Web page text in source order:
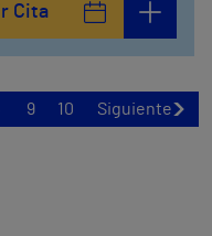
Cita
9 10 Siguiente